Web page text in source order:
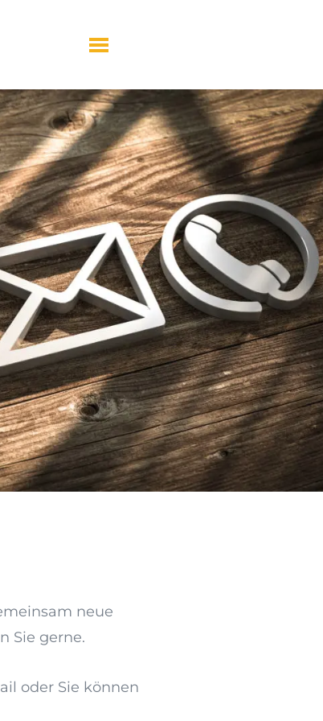
neue
Sie gerne.
oder Sie können